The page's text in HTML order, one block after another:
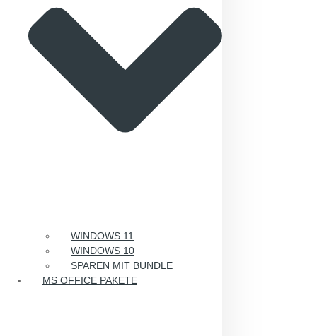
WINDOWS 11
WINDOWS 10
SPAREN MIT BUNDLE
MS OFFICE PAKETE